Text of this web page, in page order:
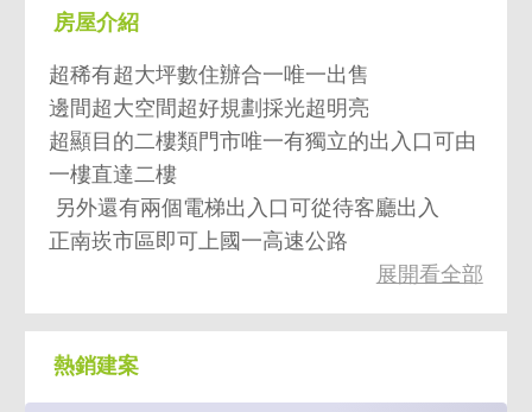
房屋介紹
超稀有超大坪數住辦合一唯一出售
邊間超大空間超好規劃採光超明亮
超顯目的二樓類門市唯一有獨立的出入口可由
一樓直達二樓
另外還有兩個電梯出入口可從待客廳出入
正南崁市區即可上國一高速公路
真的超稀有三個出入口真的超方便也超好規劃
空屋有鑰匙詳洽開發
展開看全部
熱銷建案